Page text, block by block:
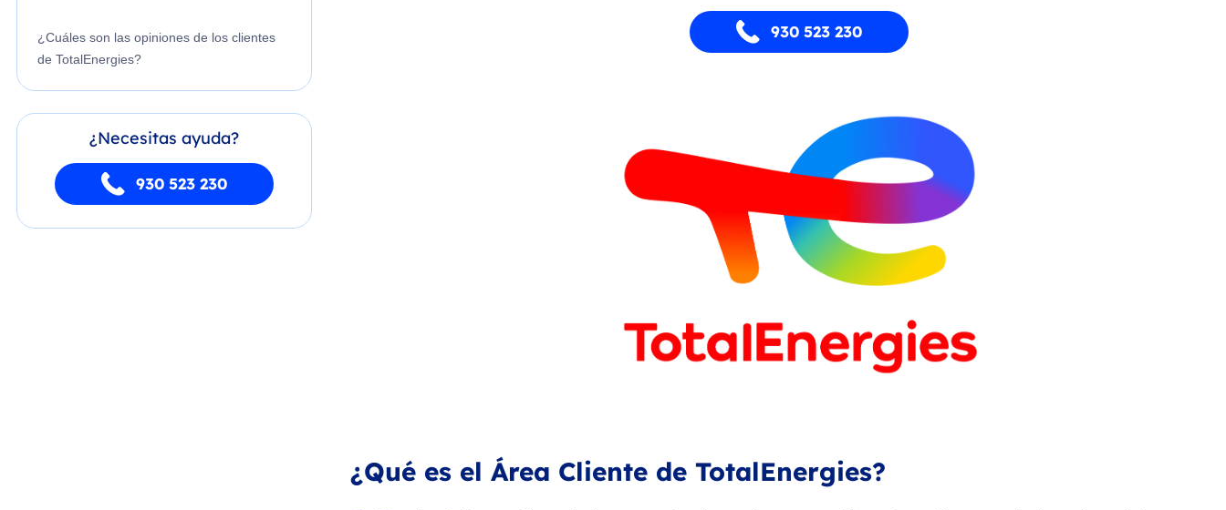
¿Cuáles son las opiniones de los clientes
de TotalEnergies?
¿Necesitas ayuda?
930 523 230
930 523 230
¿Qué es el Área Cliente de TotalEnergies?